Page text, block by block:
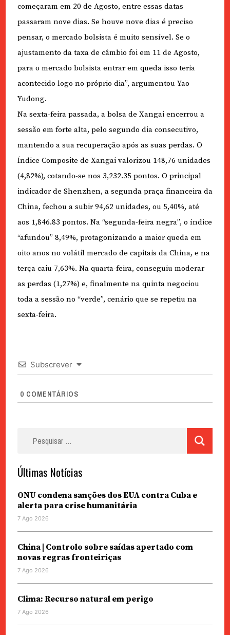
começaram em 20 de Agosto, entre essas datas
passaram nove dias. Se houve nove dias é preciso
pensar, o mercado bolsista é muito sensível. Se o
ajustamento da taxa de câmbio foi em 11 de Agosto,
para o mercado bolsista entrar em queda isso teria
acontecido logo no próprio dia”, argumentou Yao
Yudong.
Na sexta-feira passada, a bolsa de Xangai encerrou a
sessão em forte alta, pelo segundo dia consecutivo,
mantendo a sua recuperação após as suas perdas. O
Índice Composite de Xangai valorizou 148,76 unidades
(4,82%), cotando-se nos 3,232.35 pontos. O principal
indicador de Shenzhen, a segunda praça financeira da
China, fechou a subir 94,62 unidades, ou 5,40%, até
aos 1,846.83 pontos. Na “segunda-feira negra”, o índice
“afundou” 8,49%, protagonizando a maior queda em
oito anos no volátil mercado de capitais da China, e na
terça caiu 7,63%. Na quarta-feira, conseguiu moderar
as perdas (1,27%) e, finalmente na quinta negociou
toda a sessão no “verde”, cenário que se repetiu na
sexta-feira.
Subscrever
0 COMENTÁRIOS
Últimas Notícias
ONU condena sanções dos EUA contra Cuba e
alerta para crise humanitária
7 Ago 2026
China | Controlo sobre saídas apertado com
novas regras fronteiriças
7 Ago 2026
Clima: Recurso natural em perigo
7 Ago 2026